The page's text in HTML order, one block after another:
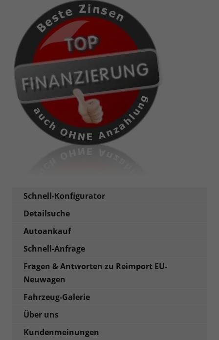
Schnell-Konfigurator
Detailsuche
Autoankauf
Schnell-Anfrage
Fragen & Antworten zu Reimport EU-
Neuwagen
Fahrzeug-Galerie
Über uns
Kundenmeinungen